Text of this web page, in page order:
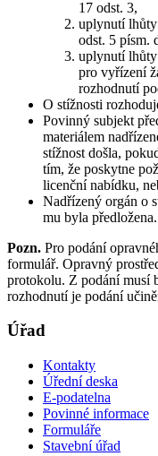
17 odst. 3,
uplynutí
odst. 5 písm.
uplynutí
pro vyřízení
rozhodnutí
O stížnosti
Povinný subjekt
materiálem
stížnost došla,
tím, že poskytne
licenční nabídku,
Nadřízený orgán o
mu byla předložena.
Pozn. Pro podání
formulář. Opravný
protokolu. Z podání musí
rozhodnutí je podání
Úřad
Kontakty
Úřední deska
E-podatelna
Povinné informace
Formuláře
Stavební úřad